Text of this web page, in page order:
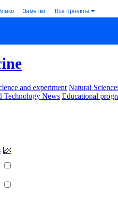
Заметки Все проекты
and experiment Natural
Technology News Educational